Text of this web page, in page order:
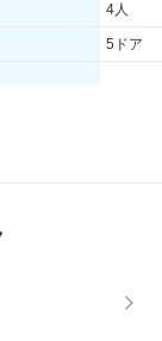
4人
5ドア
81S 165/